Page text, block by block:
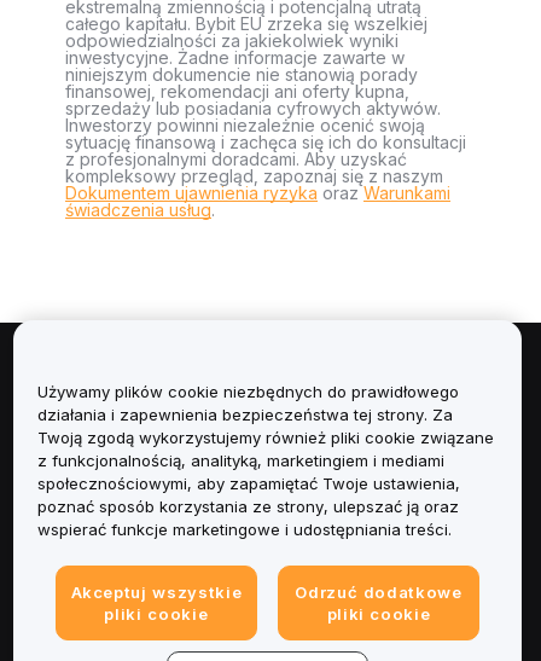
ekstremalną zmiennością i potencjalną utratą
całego kapitału. Bybit EU zrzeka się wszelkiej
odpowiedzialności za jakiekolwiek wyniki
inwestycyjne. Żadne informacje zawarte w
niniejszym dokumencie nie stanowią porady
finansowej, rekomendacji ani oferty kupna,
sprzedaży lub posiadania cyfrowych aktywów.
Inwestorzy powinni niezależnie ocenić swoją
sytuację finansową i zachęca się ich do konsultacji
z profesjonalnymi doradcami. Aby uzyskać
kompleksowy przegląd, zapoznaj się z naszym
Dokumentem ujawnienia ryzyka orazWarunkami
świadczenia usług.
Informacje
Usługi
Obsługa Klienta
Informacje prawne
Używamy plików cookie niezbędnych do prawidłowego
działania i zapewnienia bezpieczeństwa tej strony. Za
Twoją zgodą wykorzystujemy również pliki cookie związane
z funkcjonalnością, analityką, marketingiem i mediami
społecznościowymi, aby zapamiętać Twoje ustawienia,
poznać sposób korzystania ze strony, ulepszać ją oraz
wspierać funkcje marketingowe i udostępniania treści.
Akceptuj wszystkie
pliki cookie
Odrzuć dodatkowe
pliki cookie